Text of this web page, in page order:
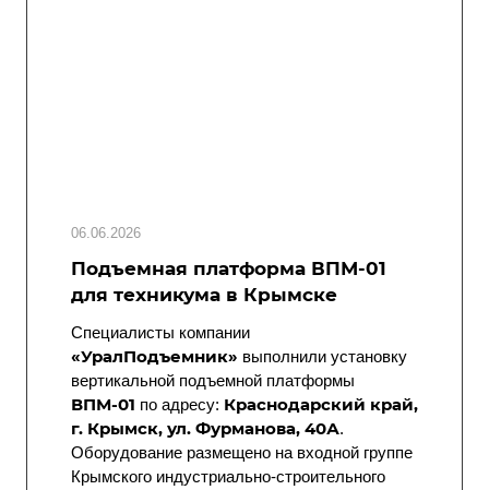
06.06.2026
Подъемная платформа ВПМ-01
для техникума в Крымске
Специалисты компании
«УралПодъемник» выполнили установку
вертикальной подъемной платформы
ВПМ-01 по адресу: Краснодарский край,
г. Крымск, ул. Фурманова, 40А.
Оборудование размещено на входной группе
Крымского индустриально-строительного